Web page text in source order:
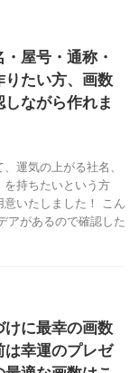
・屋号・通称・
りたい方、画数
ながら作れま
運気の上がる社名、
を持ちたいという方
いたしました！ こん
アがあるので確認した
けに最幸の画数
は幸運のプレゼ